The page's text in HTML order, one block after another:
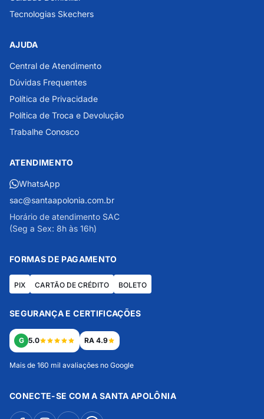
Tecnologias Skechers
AJUDA
Central de Atendimento
Dúvidas Frequentes
Política de Privacidade
Política de Troca e Devolução
Trabalhe Conosco
ATENDIMENTO
WhatsApp
sac@santaapolonia.com.br
Horário de atendimento SAC
(Seg a Sex: 8h às 16h)
FORMAS DE PAGAMENTO
PIX CARTÃO DE CRÉDITO BOLETO
SEGURANÇA E CERTIFICAÇÕES
G 5.0 RA 4.9
Mais de 160 mil avaliações no Google
CONECTE-SE COM A SANTA APOLÔNIA